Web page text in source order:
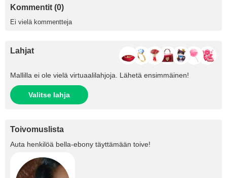
Kommentit (0)
Ei vielä kommentteja
Lahjat
Mallilla ei ole vielä virtuaalilahjoja. Lähetä ensimmäinen!
Valitse lahja
Toivomuslista
Auta henkilöä bella-ebony täyttämään toive!